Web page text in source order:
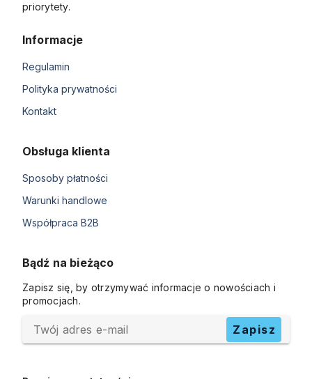
priorytety.
Informacje
Regulamin
Polityka prywatności
Kontakt
Obsługa klienta
Sposoby płatności
Warunki handlowe
Współpraca B2B
Bądź na bieżąco
Zapisz się, by otrzymywać informacje o nowościach i
promocjach.
Twój adres e-mail Zapisz